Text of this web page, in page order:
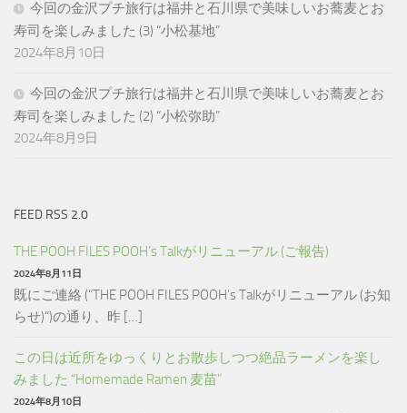
今回の金沢プチ旅行は福井と石川県で美味しいお蕎麦とお
寿司を楽しみました (3) “小松基地”
2024年8月10日
今回の金沢プチ旅行は福井と石川県で美味しいお蕎麦とお
寿司を楽しみました (2) “小松弥助”
2024年8月9日
FEED RSS 2.0
THE POOH FILES POOH’s Talkがリニューアル (ご報告)
2024年8月11日
既にご連絡 (“THE POOH FILES POOH’s Talkがリニューアル (お知
らせ)“)の通り、昨 […]
この日は近所をゆっくりとお散歩しつつ絶品ラーメンを楽し
みました “Homemade Ramen 麦苗”
2024年8月10日